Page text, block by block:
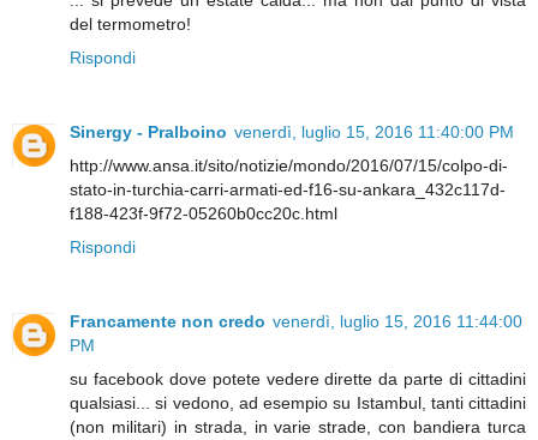
del termometro!
Rispondi
Sinergy - Pralboino venerdì, luglio 15, 2016 11:40:00 PM
http://www.ansa.it/sito/notizie/mondo/2016/07/15/colpo-di-
stato-in-turchia-carri-armati-ed-f16-su-ankara_432c117d-
f188-423f-9f72-05260b0cc20c.html
Rispondi
Francamente non credo venerdì, luglio 15, 2016 11:44:00
PM
su facebook dove potete vedere dirette da parte di cittadini
qualsiasi... si vedono, ad esempio su Istambul, tanti cittadini
(non militari) in strada, in varie strade, con bandiera turca